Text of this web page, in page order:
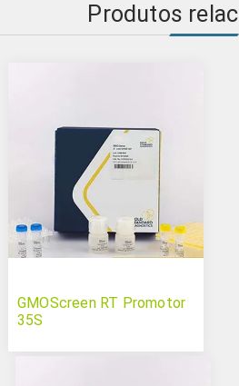
Produtos
GMOScreen RT Promotor
35S